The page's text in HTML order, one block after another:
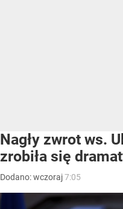
Nagły zwrot ws.
zrobiła się
Dodano:wczoraj7:05